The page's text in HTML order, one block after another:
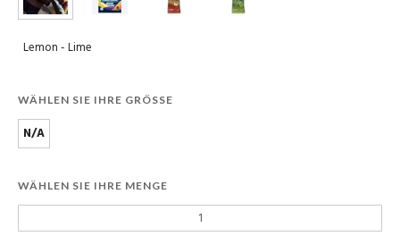
Lemon - Lime
WÄHLEN SIE IHRE GRÖSSE
N/A
WÄHLEN SIE IHRE MENGE